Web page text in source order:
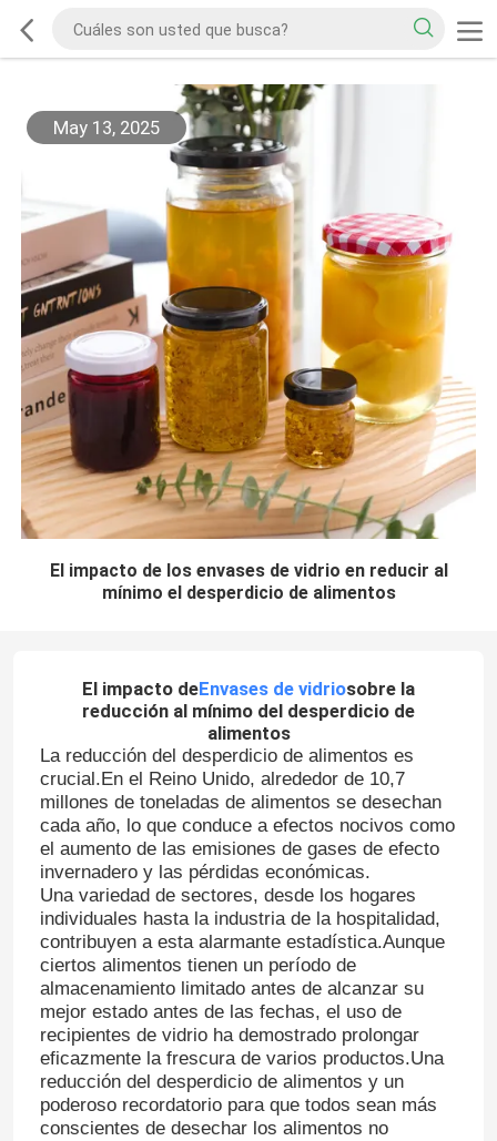
May 13, 2025
El impacto de los envases de vidrio en reducir al
mínimo el desperdicio de alimentos
El impacto deEnvases de vidriosobre la
reducción al mínimo del desperdicio de
alimentos
La reducción del desperdicio de alimentos es
crucial.En el Reino Unido, alrededor de 10,7
millones de toneladas de alimentos se desechan
cada año, lo que conduce a efectos nocivos como
el aumento de las emisiones de gases de efecto
invernadero y las pérdidas económicas.
Una variedad de sectores, desde los hogares
individuales hasta la industria de la hospitalidad,
contribuyen a esta alarmante estadística.Aunque
ciertos alimentos tienen un período de
almacenamiento limitado antes de alcanzar su
mejor estado antes de las fechas, el uso de
recipientes de vidrio ha demostrado prolongar
eficazmente la frescura de varios productos.Una
reducción del desperdicio de alimentos y un
poderoso recordatorio para que todos sean más
conscientes de desechar los alimentos no